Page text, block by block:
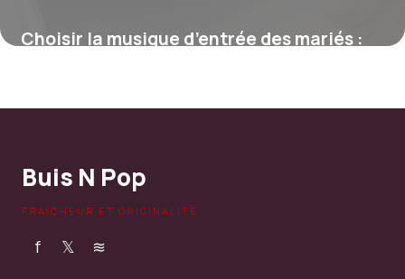
Choisir la musique d’entrée des mariés :
Buis N Pop
FRAÎCHEUR ET ORIGINALITÉ
f 𝕏 ≋